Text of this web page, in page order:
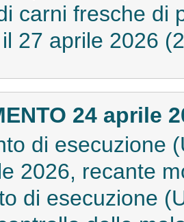
carni fresche di
27 aprile 2026
24 aprile
di esecuzione
2026, recante
di esecuzione